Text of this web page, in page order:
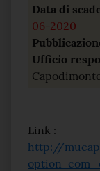
Data di
06-2020
Ufficio
Link :
http://